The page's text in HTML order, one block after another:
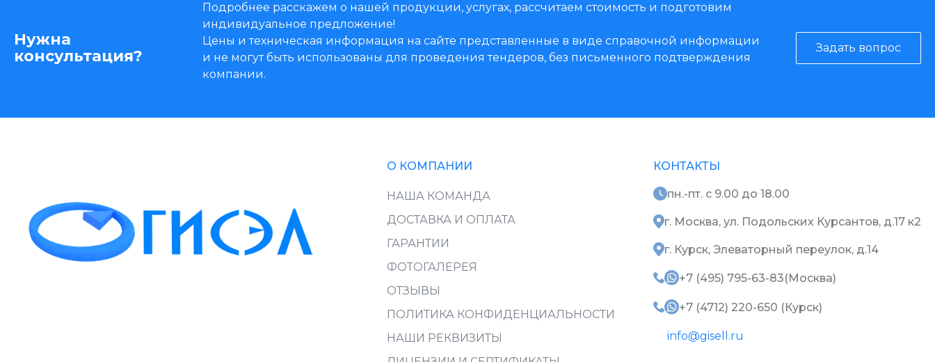
Нужна
консультация?
Подробнее расскажем о нашей продукции, услугах, рассчитаем стоимость и подготовим
индивидуальное предложение!
Цены и техническая информация на сайте представленные в виде справочной информации
и не могут быть использованы для проведения тендеров, без письменного подтверждения
компании.
Задать вопрос
О КОМПАНИИ
НАША КОМАНДА
ДОСТАВКА И ОПЛАТА
ГАРАНТИИ
ФОТОГАЛЕРЕЯ
ОТЗЫВЫ
ПОЛИТИКА КОНФИДЕНЦИАЛЬНОСТИ
НАШИ РЕКВИЗИТЫ
КОНТАКТЫ
пн.-пт. с 9.00 до 18.00
г. Москва, ул. Подольских Курсантов, д.17 к2
г. Курск, Элеваторный переулок, д.14
+7 (495) 795-63-83(Москва)
+7 (4712) 220-650 (Курск)
info@gisell.ru